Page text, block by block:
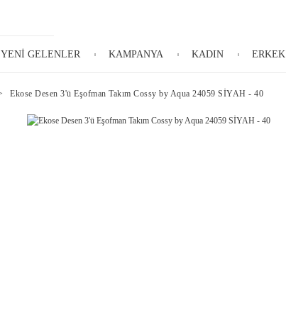
YENİ GELENLER KAMPANYA KADIN ERKEK
Ekose Desen 3'ü Eşofman Takım Cossy by Aqua 24059 SİYAH - 40